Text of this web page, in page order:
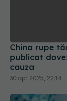
China rupe
publicat
cauza
30 apr 2025, 22:14